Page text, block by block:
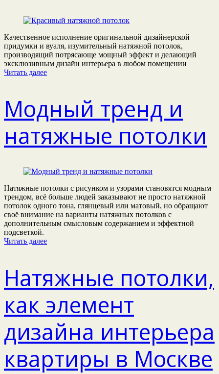
Качественное исполнение оригинальной дизайнерской
придумки и вуаля, изумительный натяжной потолок,
производящий потрясающе мощный эффект и делающий
эксклюзивным дизайн интерьера в любом помещении
Читать далее
Модный тренд и
натяжные потолки
Натяжные потолки с рисунком и узорами становятся модным
трендом, всё больше людей заказывают не просто натяжной
потолок одного тона, глянцевый или матовый, но обращают
своё внимание на варианты натяжных потолков с
дополнительным смысловым содержанием и эффектной
подсветкой.
Читать далее
Натяжные потолки,
как элемент
дизайна интерьера
квартиры в Москве